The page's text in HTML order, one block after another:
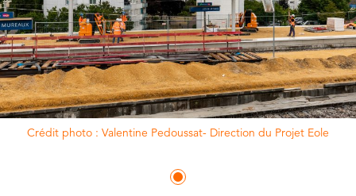
Crédit photo : Valentine Pedoussat- Direction du Projet Eole